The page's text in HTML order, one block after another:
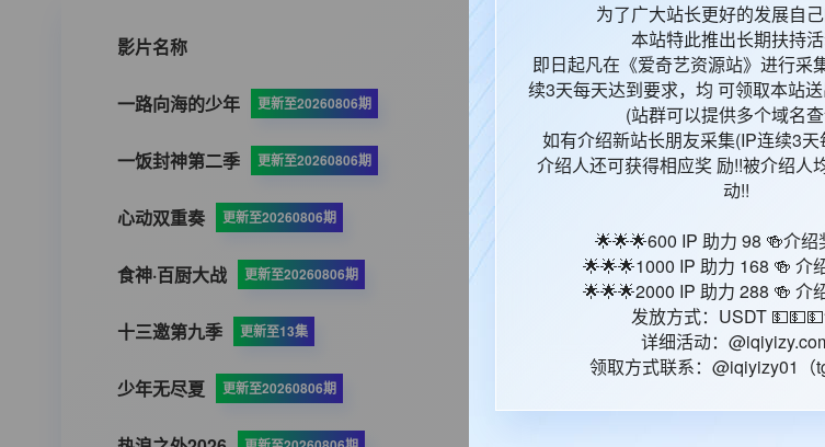
影片名称 影片
一路向海的少年 更新至20260806期 中
一饭封神第二季 更新至20260806期 中
心动双重奏 更新至20260806期
食神·百厨大战 更新至20260806期 中
十三邀第九季 更新至13集 中国
少年无尽夏 更新至20260806期
为了广大站长更好的发展自
本站特此推出长期扶持
即日起凡在《爱奇艺资源站》进行采
续3天每天达到要求，均 可领取本站送
(站群可以提供多个域名
如有介绍新站长朋友采集(IP连续3
介绍人还可获得相应奖 励!!被介绍人
动!!
🌟🌟🌟600 IP 助力 98 🍻介绍
🌟🌟🌟1000 IP 助力 168 🍻 介
🌟🌟🌟2000 IP 助力 288 🍻 介
发放方式：USDT
详细活动：
领取方式联系：@iqiyizy01（